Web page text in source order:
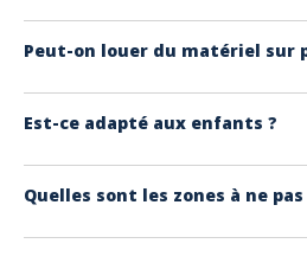
sportives, un encadrement est
Le kite, lui, carbure l’été avec les
août.
Peut-on louer du matériel sur
à la journée ou à l’heure. Les surf
vous équipent comme des pros.
Est-ce adapté aux enfants ?
existe des zones de baignade
activités fun comme le paddle ou
Quelles sont les zones à ne